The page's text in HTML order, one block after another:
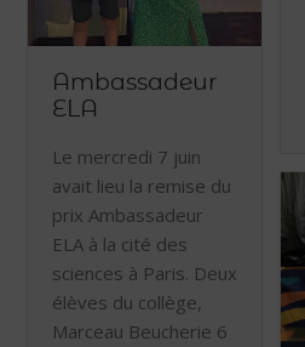
Ambassadeur
ELA
Le mercredi 7 juin
avait lieu la remise du
prix Ambassadeur
ELA à la cité des
sciences à Paris. Deux
élèves du collège,
Marceau Beucherie 6